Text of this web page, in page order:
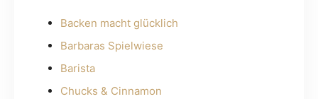
Backen macht glücklich
Barbaras Spielwiese
Barista
Chucks & Cinnamon